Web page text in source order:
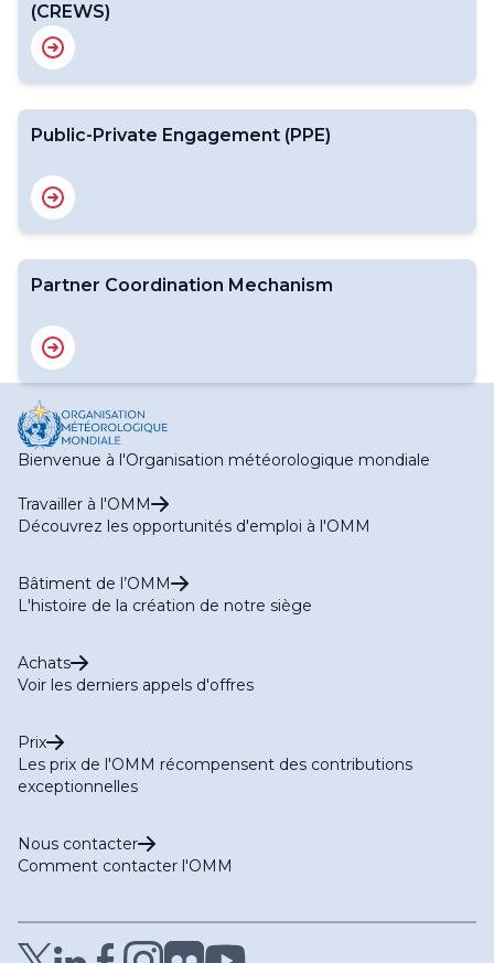
(CREWS)
Public-Private Engagement (PPE)
Partner Coordination Mechanism
Bienvenue à l'Organisation météorologique mondiale
Travailler à l'OMM
Découvrez les opportunités d'emploi à l'OMM
Bâtiment de l’OMM
L'histoire de la création de notre siège
Achats
Voir les derniers appels d'offres
Prix
Les prix de l'OMM récompensent des contributions
exceptionnelles
Nous contacter
Comment contacter l'OMM